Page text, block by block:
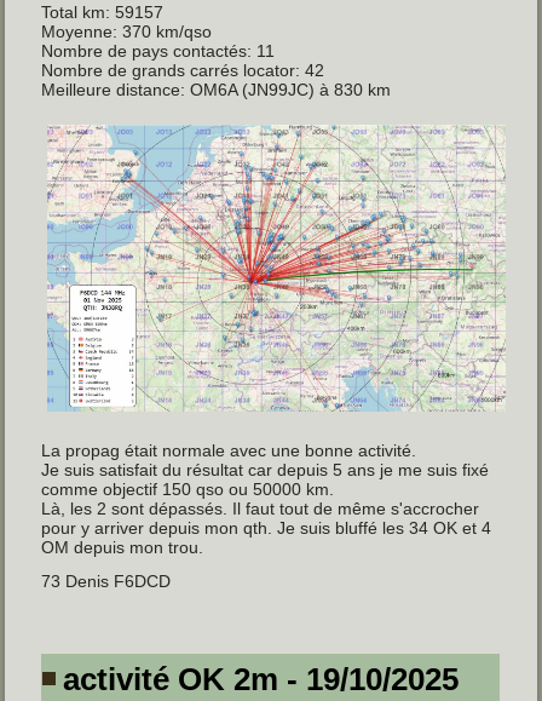
Total km: 59157
Moyenne: 370 km/qso
Nombre de pays contactés: 11
Nombre de grands carrés locator: 42
Meilleure distance: OM6A (JN99JC) à 830 km
La propag était normale avec une bonne activité.
Je suis satisfait du résultat car depuis 5 ans je me suis fixé
comme objectif 150 qso ou 50000 km.
Là, les 2 sont dépassés. Il faut tout de même s'accrocher
pour y arriver depuis mon qth. Je suis bluffé les 34 OK et 4
OM depuis mon trou.
73 Denis F6DCD
activité OK 2m - 19/10/2025